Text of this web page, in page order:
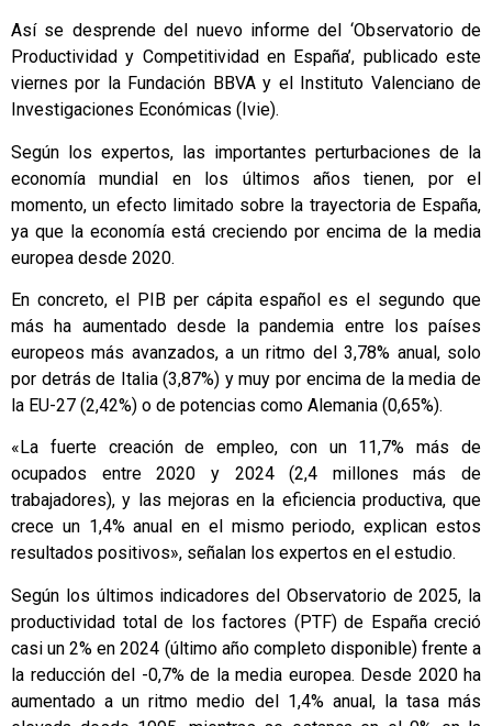
Así se desprende del nuevo informe del ‘Observatorio de
Productividad y Competitividad en España’, publicado este
viernes por la Fundación BBVA y el Instituto Valenciano de
Investigaciones Económicas (Ivie).
Según los expertos, las importantes perturbaciones de la
economía mundial en los últimos años tienen, por el
momento, un efecto limitado sobre la trayectoria de España,
ya que la economía está creciendo por encima de la media
europea desde 2020.
En concreto, el PIB per cápita español es el segundo que
más ha aumentado desde la pandemia entre los países
europeos más avanzados, a un ritmo del 3,78% anual, solo
por detrás de Italia (3,87%) y muy por encima de la media de
la EU-27 (2,42%) o de potencias como Alemania (0,65%).
«La fuerte creación de empleo, con un 11,7% más de
ocupados entre 2020 y 2024 (2,4 millones más de
trabajadores), y las mejoras en la eficiencia productiva, que
crece un 1,4% anual en el mismo periodo, explican estos
resultados positivos», señalan los expertos en el estudio.
Según los últimos indicadores del Observatorio de 2025, la
productividad total de los factores (PTF) de España creció
casi un 2% en 2024 (último año completo disponible) frente a
la reducción del -0,7% de la media europea. Desde 2020 ha
aumentado a un ritmo medio del 1,4% anual, la tasa más